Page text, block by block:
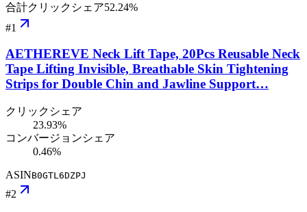
合計クリックシェア52.24%
#1
AETHEREVE Neck Lift Tape, 20Pcs Reusable Neck
Tape Lifting Invisible, Breathable Skin Tightening
Strips for Double Chin and Jawline Support…
クリックシェア
23.93%
コンバージョンシェア
0.46%
ASINB0GTL6DZPJ
#2